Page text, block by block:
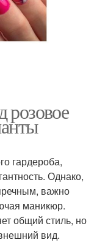
гардероба,
Однако,
важно
маникюр.
общий стиль, но
вид.